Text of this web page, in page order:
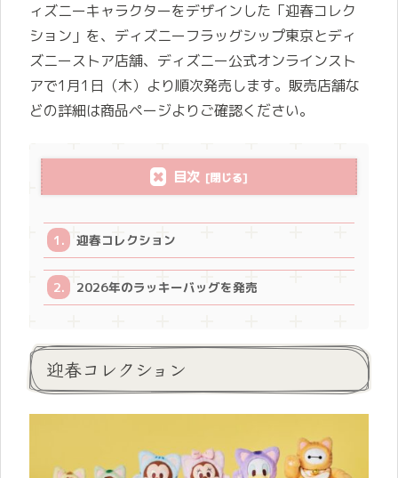
ィズニーキャラクターをデザインした「迎春コレク
ション」を、ディズニーフラッグシップ東京とディ
ズニーストア店舗、ディズニー公式オンラインスト
アで1月1日（木）より順次発売します。販売店舗な
どの詳細は商品ページよりご確認ください。
目次
迎春コレクション
2026年のラッキーバッグを発売
迎春コレクション